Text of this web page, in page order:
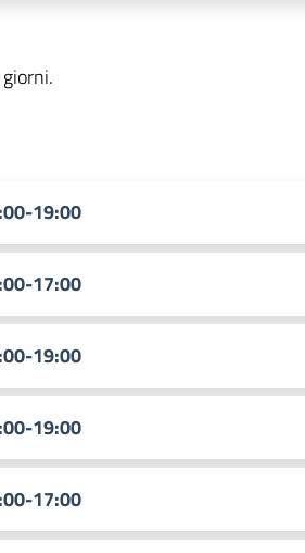
19:00
17:00
19:00
19:00
17:00